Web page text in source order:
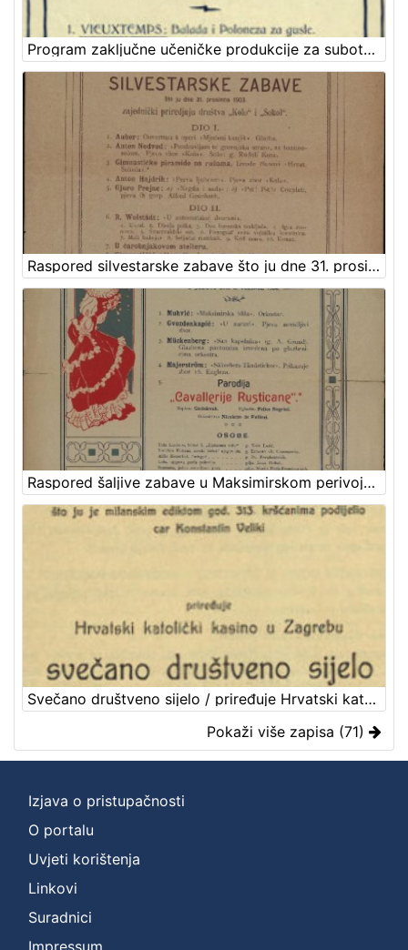
Program zaključne učeničke produkcije za subotu 22. lipnja 1901. / Hrvatski zem. glazbeni zavod
Raspored silvestarske zabave što ju dne 31. prosinca 1903. zajednički priredjuju društva "Kolo" i "Sokol"
Raspored šaljive zabave u Maksimirskom perivoju : u subotu dne 6. veljače 1904. / Hrv. pjev. društvo "Kolo" u Zagrebu
Svečano društveno sijelo / priređuje Hrvatski katolički kasino u Zagrebu
Pokaži više zapisa (71)
Izjava o pristupačnosti
O portalu
Uvjeti korištenja
Linkovi
Suradnici
Impressum